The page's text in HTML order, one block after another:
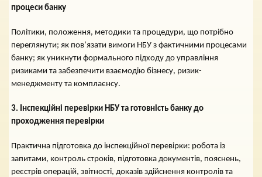
процеси банку
Політики, положення, методики та процедури, що потрібно
переглянути; як пов’язати вимоги НБУ з фактичними процесами
банку; як уникнути формального підходу до управління
ризиками та забезпечити взаємодію бізнесу, ризик-
менеджменту та комплаєнсу.
3. Інспекційні перевірки НБУ та готовність банку до
проходження перевірки
Практична підготовка до інспекційної перевірки: робота із
запитами, контроль строків, підготовка документів, пояснень,
реєстрів операцій, звітності, доказів здійснення контролів та